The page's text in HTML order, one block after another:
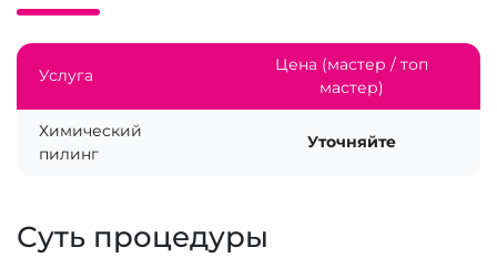
Услуга
Цена (мастер / топ
мастер)
Химический
пилинг
Уточняйте
Суть процедуры